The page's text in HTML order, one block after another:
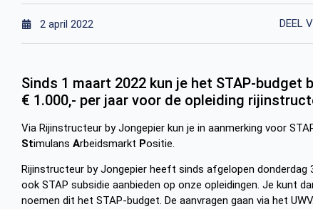
2 april 2022 DEEL
Sinds 1 maart 2022 kun je het STAP-budget
€ 1.000,- per jaar voor de opleiding
Via Rijinstructeur by Jongepier kun je in aanmerking voor
Stimulans Arbeidsmarkt Positie.
Rijinstructeur by Jongepier heeft sinds afgelopen donderdag
ook STAP subsidie aanbieden op onze opleidingen. Je kunt
noemen dit het STAP-budget. De aanvragen gaan via het